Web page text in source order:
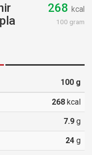
268 kcal
100 gram
100 g
268 kcal
7.9 g
24 g